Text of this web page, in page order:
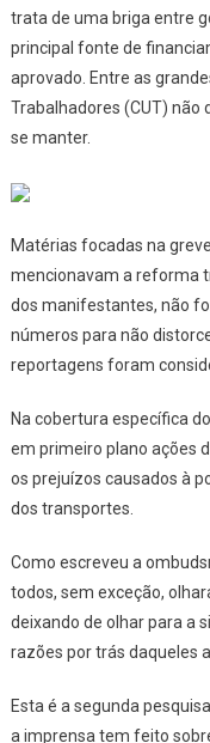
trata de uma briga entre
principal fonte de
aprovado. Entre as
Trabalhadores (CUT) não
se manter.
Matérias focadas na
mencionavam a reforma
dos manifestantes, não
números para não
reportagens foram
Na cobertura específica
em primeiro plano ações
os prejuízos causados à
dos transportes.
Como escreveu a
todos, sem exceção,
deixando de olhar para a
razões por trás daqueles
Esta é a segunda
a imprensa tem feito